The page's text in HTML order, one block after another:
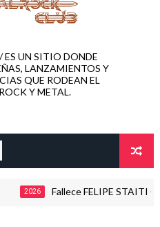
ES UN SITIO DONDE
LANZAMIENTOS Y
QUE RODEAN EL
Y METAL.
Fallece FELIPE STAITI